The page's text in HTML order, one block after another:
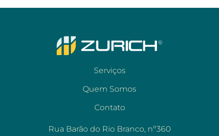
Serviços
Quem Somos
Contato
Rua Barão do Rio Branco, nº360